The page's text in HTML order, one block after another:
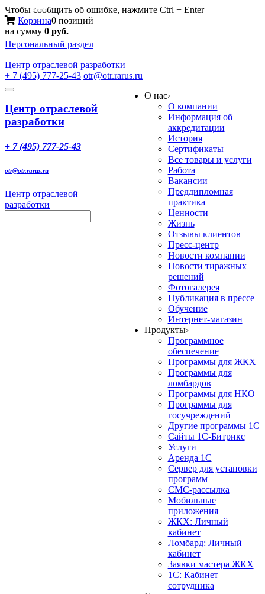
Чтобы сообщить об ошибке, нажмите Ctrl + Enter
Корзина0 позиций
на сумму 0 руб.
Персональный раздел
Центр отраслевой разработки
+ 7 (495) 777-25-43 otr@otr.rarus.ru
Toggle
Меню
Центр отраслевой
разработки
+ 7 (495) 777-25-43
otr@otr.rarus.ru
Центр отраслевой
разработки
О нас›
О компании
Информация об
аккредитации
История
Сертификаты
Все товары и услуги
Работа
Вакансии
Преддипломная
практика
Ценности
Жизнь
Отзывы клиентов
Пресс-центр
Новости компании
Новости тиражных
решений
Фотогалерея
Публикация в прессе
Обучение
Интернет-магазин
Продукты›
Программное
обеспечение
Программы для ЖКХ
Программы для
ломбардов
Программы для НКО
Программы для
госучреждений
Другие программы 1С
Сайты 1С-Битрикс
Услуги
Аренда 1С
Сервер для установки
программ
СМС-рассылка
Мобильные
приложения
ЖКХ: Личный
кабинет
Ломбард: Личный
кабинет
Заявки мастера ЖКХ
1С: Кабинет
сотрудника